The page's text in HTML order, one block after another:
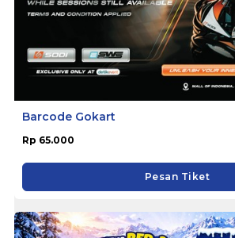
Barcode Gokart
Rp 65.000
Pesan Tiket